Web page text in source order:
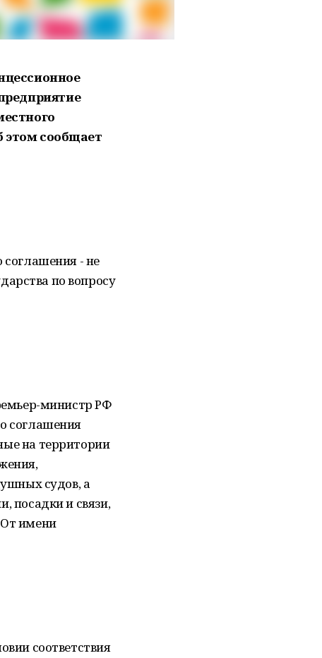
этом сообщает
соглашения - не
по вопросу
министр РФ
соглашения
на территории
судов, а
посадки и связи,
имени
соответствия